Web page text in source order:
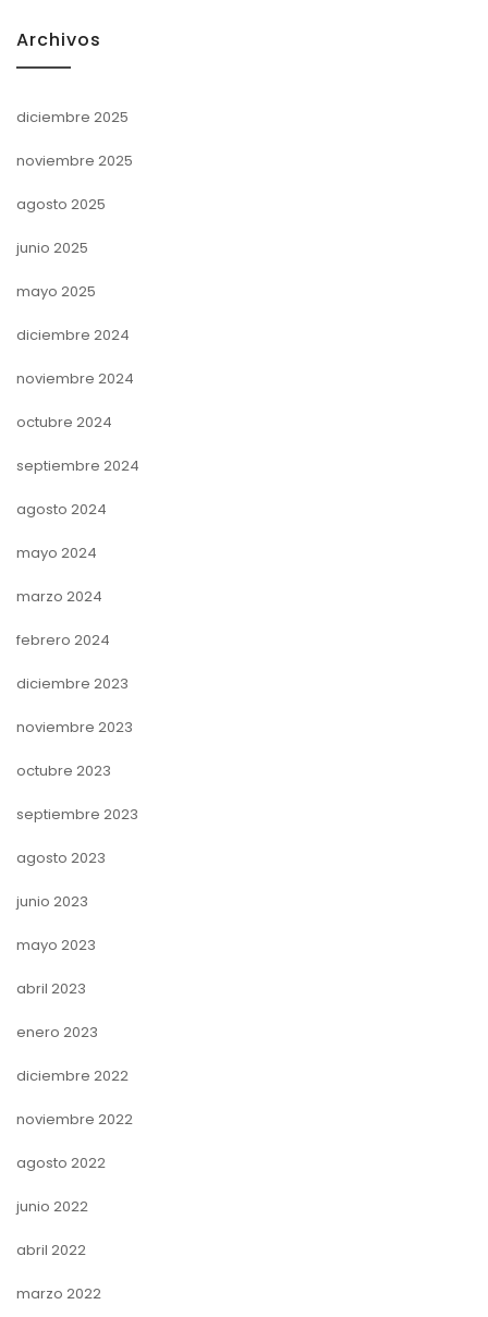
Archivos
diciembre 2025
noviembre 2025
agosto 2025
junio 2025
mayo 2025
diciembre 2024
noviembre 2024
octubre 2024
septiembre 2024
agosto 2024
mayo 2024
marzo 2024
febrero 2024
diciembre 2023
noviembre 2023
octubre 2023
septiembre 2023
agosto 2023
junio 2023
mayo 2023
abril 2023
enero 2023
diciembre 2022
noviembre 2022
agosto 2022
junio 2022
abril 2022
marzo 2022